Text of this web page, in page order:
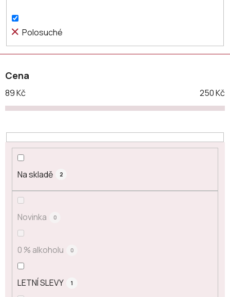
Polosuché
Cena
89Kč 250Kč
Na skladě 2
Novinka 0
0 % alkoholu 0
LETNÍ SLEVY 1